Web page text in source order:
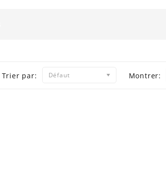
Trier par: Défaut Montrer: